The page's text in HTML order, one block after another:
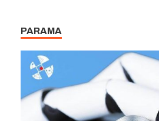
PARAMA